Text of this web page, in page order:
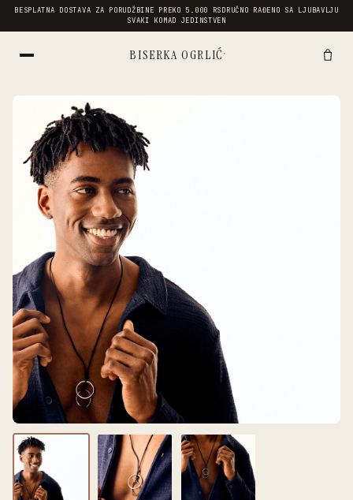
BESPLATNA DOSTAVA ZA PORUDŽBINE PREKO 5.000 RSDRUČNO RAĐENO SA LJUBAVLJU
SVAKI KOMAD JEDINSTVEN
BISERKA OGRLIĆ·